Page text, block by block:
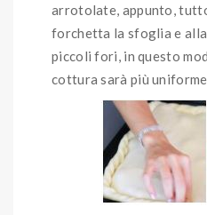
arrotolate, appunto,
forchetta la sfoglia e
piccoli fori, in questo
cottura sarà più